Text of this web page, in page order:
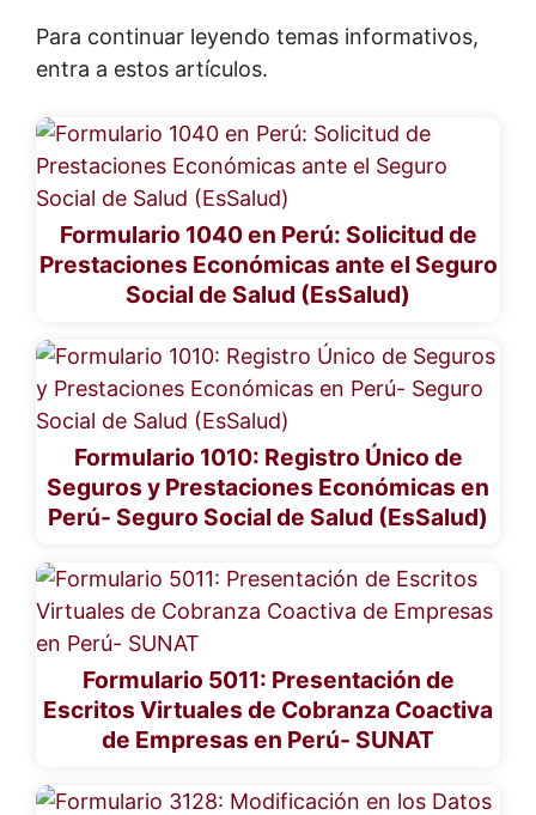
Para continuar leyendo temas informativos,
entra a estos artículos.
Formulario 1040 en Perú: Solicitud de
Prestaciones Económicas ante el Seguro
Social de Salud (EsSalud)
Formulario 1010: Registro Único de
Seguros y Prestaciones Económicas en
Perú- Seguro Social de Salud (EsSalud)
Formulario 5011: Presentación de
Escritos Virtuales de Cobranza Coactiva
de Empresas en Perú- SUNAT